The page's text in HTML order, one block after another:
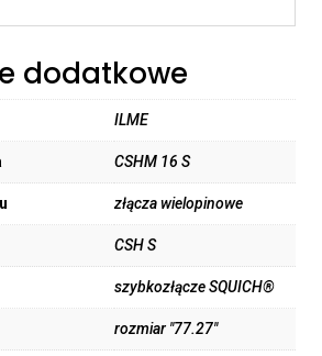
dodatkowe
ILME
CSHM 16 S
złącza wielopinowe
CSH S
szybkozłącze SQUICH®
rozmiar "77.27"